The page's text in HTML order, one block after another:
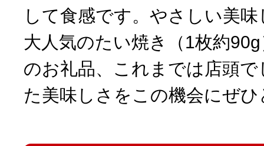
して食感です。やさしい美
大人気のたい焼き（1枚約
のお礼品、これまでは店頭
た美味しさをこの機会にぜ